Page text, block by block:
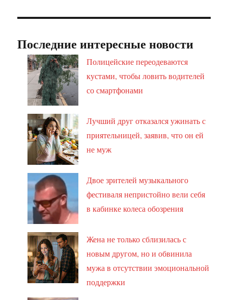
Последние интересные новости
Полицейские переодеваются
кустами, чтобы ловить водителей
со смартфонами
Лучший друг отказался ужинать с
приятельницей, заявив, что он ей
не муж
Двое зрителей музыкального
фестиваля непристойно вели себя
в кабинке колеса обозрения
Жена не только сблизилась с
новым другом, но и обвинила
мужа в отсутствии эмоциональной
поддержки